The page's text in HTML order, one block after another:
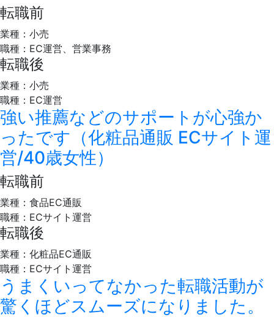
転職前
業種：小売
職種：EC運営、営業事務
転職後
業種：小売
職種：EC運営
強い推薦などのサポートが心強か
ったです（化粧品通販 ECサイト運
営/40歳女性）
転職前
業種：食品EC通販
職種：ECサイト運営
転職後
業種：化粧品EC通販
職種：ECサイト運営
うまくいってなかった転職活動が
驚くほどスムーズになりました。